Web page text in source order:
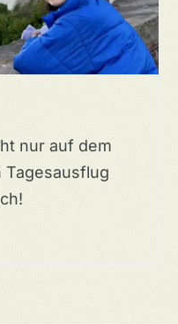
nur auf dem
Tagesausflug